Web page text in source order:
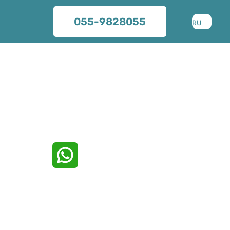
RU
055-9828055